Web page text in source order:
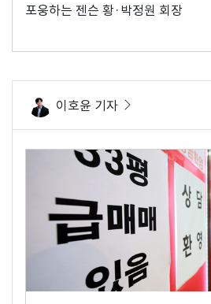
포웅하는 젠슨 황·박정원 회장
이호윤 기자